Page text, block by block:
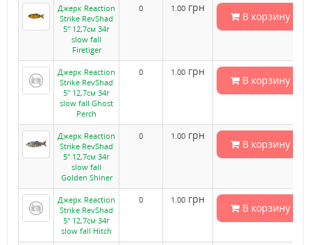
Джерк Reaction
Strike RevShad
5" 12,7см 34г
slow fall
Firetiger
0 1.00 грн
В корзину
Джерк Reaction
Strike RevShad
5" 12,7см 34г
slow fall Ghost
Perch
0 1.00 грн
В корзину
Джерк Reaction
Strike RevShad
5" 12,7см 34г
slow fall
Golden Shiner
0 1.00 грн
В корзину
Джерк Reaction
Strike RevShad
5" 12,7см 34г
slow fall Hitch
0 1.00 грн
В корзину